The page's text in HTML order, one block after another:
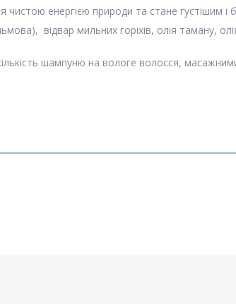
енергією природи та стане густішим і
відвар мильних горіхів, олія таману,
шампуню на вологе волосся,